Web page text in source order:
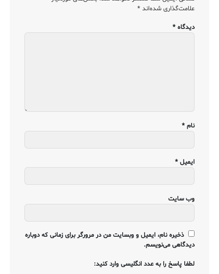
علامت‌گذاری شده‌اند *
دیدگاه *
نام *
ایمیل *
وب‌ سایت
ذخیره نام، ایمیل و وبسایت من در مرورگر برای زمانی که دوباره
دیدگاهی می‌نویسم.
لطفا پاسخ را به عدد انگلیسی وارد کنید: